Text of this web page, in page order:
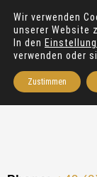
Inhalt
springen
Wir verwenden
unserer Website
In den
verwenden oder
Zustimmen